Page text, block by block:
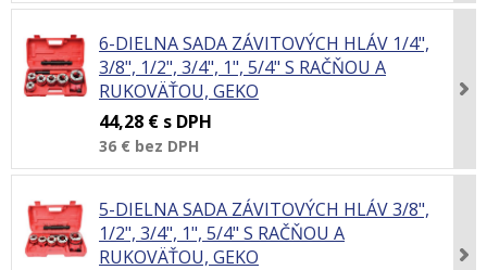
6-DIELNA SADA ZÁVITOVÝCH HLÁV 1/4",
3/8", 1/2", 3/4", 1", 5/4" S RAČŇOU A
RUKOVÄŤOU, GEKO
44,28 € s DPH
36 € bez DPH
5-DIELNA SADA ZÁVITOVÝCH HLÁV 3/8",
1/2", 3/4", 1", 5/4" S RAČŇOU A
RUKOVÄŤOU, GEKO